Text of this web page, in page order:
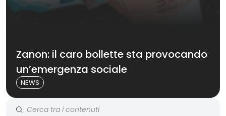
Zanon: il caro bollette sta provocando
un’emergenza sociale
NEWS